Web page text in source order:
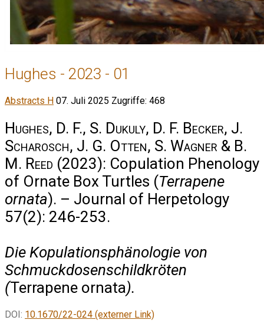
Hughes - 2023 - 01
Abstracts H 07. Juli 2025 Zugriffe: 468
Hughes, D. F., S. Dukuly, D. F. Becker, J.
Scharosch, J. G. Otten, S. Wagner & B.
M. Reed (2023): Copulation Phenology
of Ornate Box Turtles (Terrapene
ornata). – Journal of Herpetology
57(2): 246-253.
Die Kopulationsphänologie von
Schmuckdosenschildkröten
(Terrapene ornata).
DOI: 10.1670/22-024 (externer Link)